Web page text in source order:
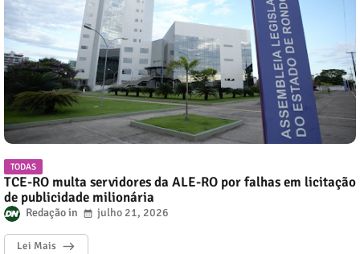
TODAS
TCE-RO multa servidores da ALE-RO por falhas em licitação
de publicidade milionária
Redação julho 21, 2026
Lei Mais